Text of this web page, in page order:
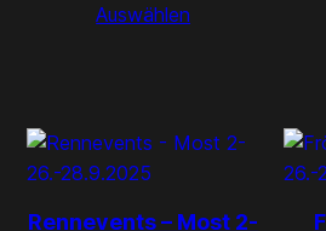
Auswählen
Rennevents – Most 2-